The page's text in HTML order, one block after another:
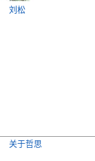
刘松
关于哲思